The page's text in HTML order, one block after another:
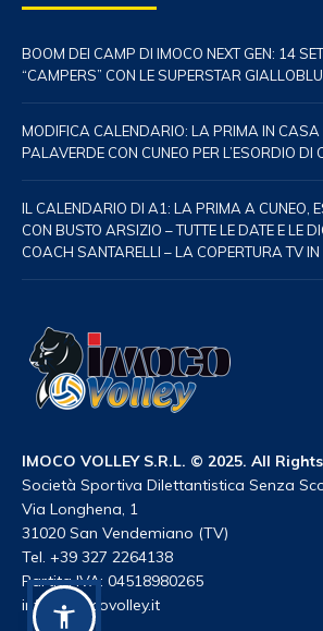
BOOM DEI CAMP DI IMOCO NEXT GEN: 14
“CAMPERS” CON LE SUPERSTAR
MODIFICA CALENDARIO: LA PRIMA IN CASA
PALAVERDE CON CUNEO PER L’ESORDIO DI
IL CALENDARIO DI A1: LA PRIMA A CUNEO,
CON BUSTO ARSIZIO – TUTTE LE DATE E LE
COACH SANTARELLI – LA COPERTURA TV
IMOCO VOLLEY S.R.L. © 2025. All
Società Sportiva Dilettantistica Senza
Via Longhena, 1
31020 San Vendemiano (TV)
Tel. +39 327 2264138
Partita IVA: 04518980265
info@imocovolley.it